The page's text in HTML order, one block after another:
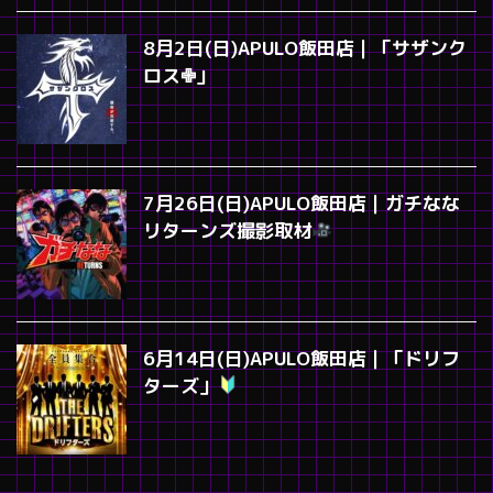
8月2日(日)APULO飯田店｜「サザンク
ロス✙」
7月26日(日)APULO飯田店｜ガチなな
リターンズ撮影取材
6月14日(日)APULO飯田店｜「ドリフ
ターズ」